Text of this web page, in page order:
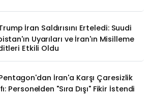
İran Saldırısını Erteledi: Suudi
Uyarıları ve İran'ın Misilleme
Etkili Oldu
İran'a Karşı Çaresizlik
Personelden "Sıra Dışı" Fikir İstendi